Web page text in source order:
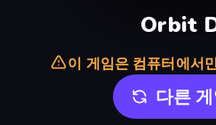
Orbit
이 게임은 컴퓨터에서
다른